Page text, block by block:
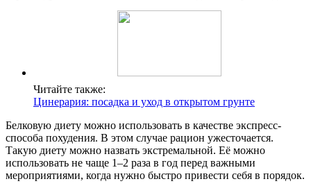
Читайте также:
Цинерария: посадка и уход в открытом грунте
Белковую диету можно использовать в качестве экспресс-
способа похудения. В этом случае рацион ужесточается.
Такую диету можно назвать экстремальной. Её можно
использовать не чаще 1–2 раза в год перед важными
мероприятиями, когда нужно быстро привести себя в порядок.